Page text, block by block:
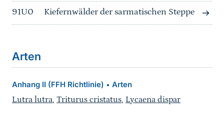
91U0 Kiefernwälder der sarmatischen Steppe
Arten
Anhang II (FFH Richtlinie) • Arten
Lutra lutra, Triturus cristatus, Lycaena dispar